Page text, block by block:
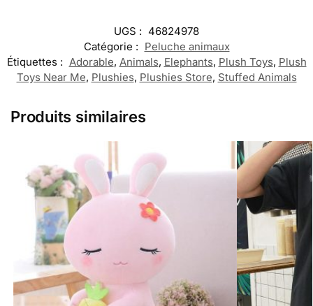
UGS : 46824978
Catégorie : Peluche animaux
Étiquettes : Adorable, Animals, Elephants, Plush Toys, Plush
Toys Near Me, Plushies, Plushies Store, Stuffed Animals
Produits similaires